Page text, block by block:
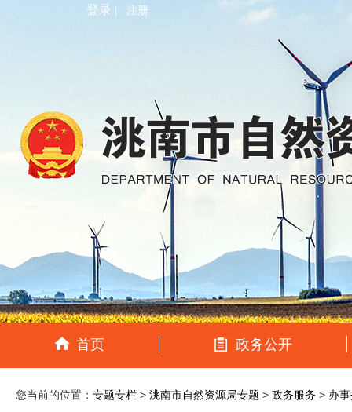
登录 | 注册
首页 政务公开
您当前的位置： 专题专栏 > 洮南市自然资源局专题 > 政务服务 > 办